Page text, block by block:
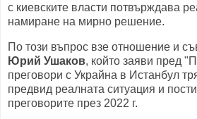
с киевските власти потвърждава
намиране на мирно решение.
По този въпрос взе отношение и
Юрий Ушаков, който заяви пред
преговори с Украйна в Истанбул
предвид реалната ситуация и
преговорите през 2022 г.